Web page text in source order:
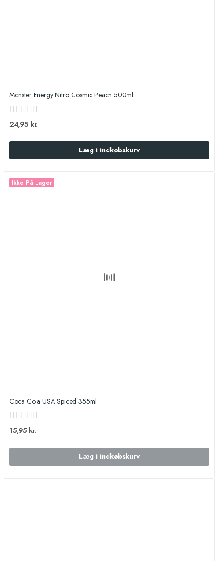
Monster Energy Nitro Cosmic Peach 500ml
24,95 kr.
Læg i indkøbskurv
Ikke På Lager
Coca Cola USA Spiced 355ml
15,95 kr.
Læg i indkøbskurv